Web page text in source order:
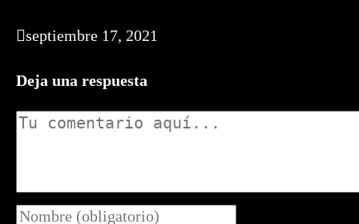
septiembre 17, 2021
Deja una respuesta
Comentario
Introduce